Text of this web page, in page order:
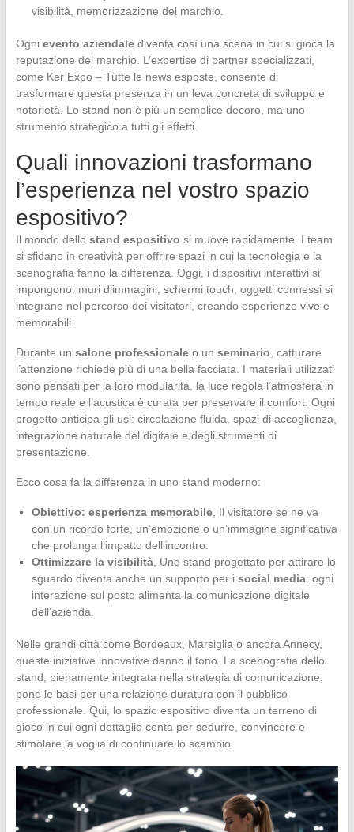
visibilità, memorizzazione del marchio.
Ogni evento aziendalediventa così una scena in cui si gioca la
reputazione del marchio. L’expertise di partner specializzati,
come Ker Expo – Tutte le news esposte, consente di
trasformare questa presenza in un leva concreta di sviluppo e
notorietà. Lo stand non è più un semplice decoro, ma uno
strumento strategico a tutti gli effetti.
Quali innovazioni trasformano
l’esperienza nel vostro spazio
espositivo?
Il mondo dello stand espositivo si muove rapidamente. I team
si sfidano in creatività per offrire spazi in cui la tecnologia e la
scenografia fanno la differenza. Oggi, i dispositivi interattivi si
impongono: muri d’immagini, schermi touch, oggetti connessi si
integrano nel percorso dei visitatori, creando esperienze vive e
memorabili.
Durante un salone professionaleo un seminario , catturare
l’attenzione richiede più di una bella facciata. I materiali utilizzati
sono pensati per la loro modularità, la luce regola l’atmosfera in
tempo reale e l’acustica è curata per preservare il comfort. Ogni
progetto anticipa gli usi: circolazione fluida, spazi di accoglienza,
integrazione naturale del digitale e degli strumenti di
presentazione.
Ecco cosa fa la differenza in uno stand moderno:
Obiettivo: esperienza memorabile, Il visitatore se ne va
con un ricordo forte, un’emozione o un’immagine significativa
che prolunga l’impatto dell’incontro.
Ottimizzare la visibilità, Uno stand progettato per attirare lo
sguardo diventa anche un supporto per i social media: ogni
interazione sul posto alimenta la comunicazione digitale
dell’azienda.
Nelle grandi città come Bordeaux, Marsiglia o ancora Annecy,
queste iniziative innovative danno il tono. La scenografia dello
stand, pienamente integrata nella strategia di comunicazione,
pone le basi per una relazione duratura con il pubblico
professionale. Qui, lo spazio espositivo diventa un terreno di
gioco in cui ogni dettaglio conta per sedurre, convincere e
stimolare la voglia di continuare lo scambio.